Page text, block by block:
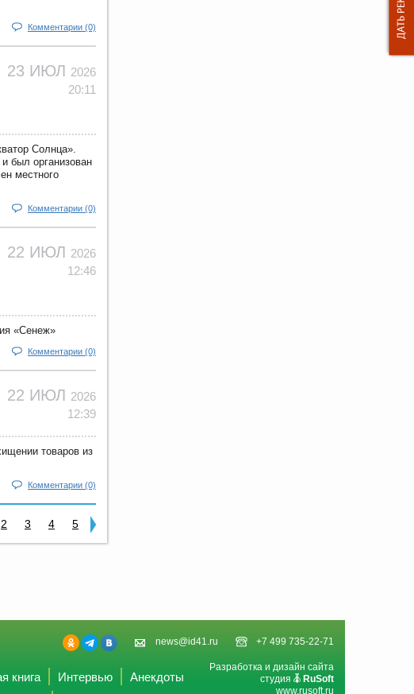
Комментарии (0)
23 ИЮЛ 2026
20:11
Солнца».
был организован
местного
Комментарии (0)
22 ИЮЛ 2026
12:46
«Сенеж»
Комментарии (0)
22 ИЮЛ 2026
12:39
товаров из
Комментарии (0)
2 3 4 5
news@id41.ru +7 499 735-22-71
Разработка и дизайн сайта
студия
RuSoft
www.rusoft.ru
книга Интервью
Анекдоты